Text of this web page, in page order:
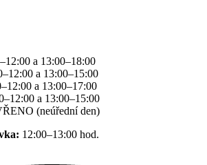
a 13:00–18:00
a 13:00–15:00
a 13:00–17:00
a 13:00–15:00
(neúřední den)
12:00–13:00 hod.